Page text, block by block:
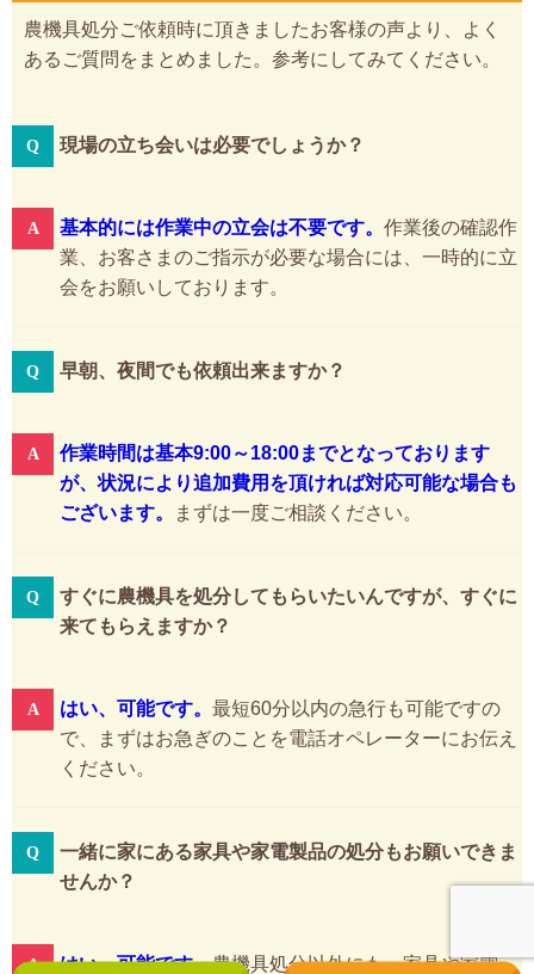
農機具処分ご依頼時に頂きましたお客様の声より、よく
あるご質問をまとめました。参考にしてみてください。
現場の立ち会いは必要でしょうか？
基本的には作業中の立会は不要です。 作業後の確認作
業、お客さまのご指示が必要な場合には、一時的に立
会をお願いしております。
早朝、夜間でも依頼出来ますか？
作業時間は基本9:00～18:00までとなっております
が、状況により追加費用を頂ければ対応可能な場合も
ございます。
まずは一度ご相談ください。
すぐに農機具を処分してもらいたいんですが、すぐに
来てもらえますか？
はい、可能です。 最短60分以内の急行も可能ですの
で、まずはお急ぎのことを電話オペレーターにお伝え
ください。
一緒に家にある家具や家電製品の処分もお願いできま
せんか？
はい、可能です。農機具処分以外にも、家具や家電、